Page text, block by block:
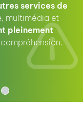
services de
multimédia et
pleinement